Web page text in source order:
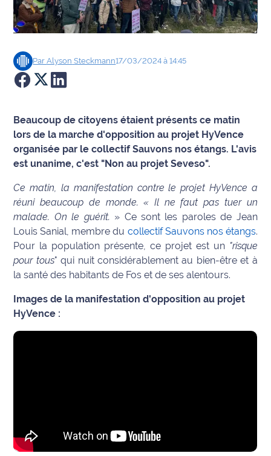
Sports
Société
Culture
Éducation
Emploi
Info
route
Justice
Loisirs
Météo
Politique
National
ParAlyson Steckmann17/03/2024 à 14:45
Beaucoup de citoyens étaient présents ce matin
lors de la marche d'opposition au projet HyVence
organisée par le collectif Sauvons nos étangs. L'avis
est unanime, c'est "Non au projet Seveso".
Ce matin, la manifestation contre le projet HyVence a
réuni beaucoup de monde. « Il ne faut pas tuer un
malade. On le guérit. » Ce sont les paroles de Jean
Louis Sanial, membre du collectif Sauvons nos étangs.
Pour la population présente, ce projet est un "risque
pour tous" qui nuit considérablement au bien-être et à
la santé des habitants de Fos et de ses alentours.
Images de la manifestation d'opposition au projet
HyVence :